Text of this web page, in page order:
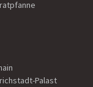
Palast